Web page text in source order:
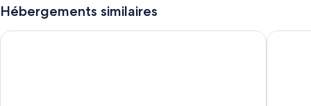
Accès à une piscine extérieure à proximité
Location de vélos, navette vers et depuis l'aéroport (en supplément)
Hébergements similaires
GREEN Bed and Breakfast a Castrovillari B&B La